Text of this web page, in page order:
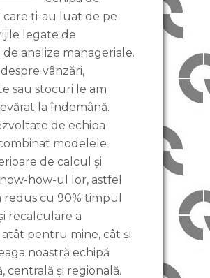
care ți-au luat de pe
legate de
analize manageriale.
vânzări,
sau stocuri le am
la îndemână.
de echipa
modelele
de calcul și
how-ul lor, astfel
redus cu 90% timpul
recalculare a
pentru mine, cât și
noastră echipă
centrală și regională.